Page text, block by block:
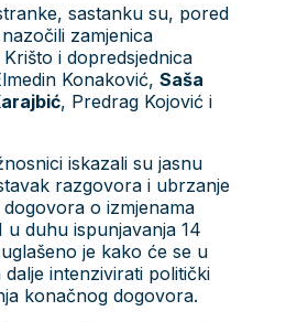
sastanku su, pored
zamjenica
i dopredsjednica
Konaković, Saša
, Predrag Kojović i
iskazali su jasnu
razgovora i ubrzanje
o izmjenama
duhu ispunjavanja 14
je kako će se u
intenzivirati politički
konačnog dogovora.